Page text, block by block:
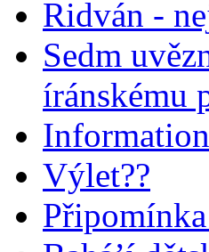
Ridván -
Sedm
íránskému
Výlet??